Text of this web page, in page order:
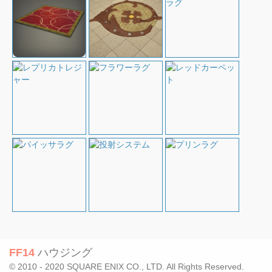
FF14 ハウジング
© 2010 - 2020 SQUARE ENIX CO., LTD. All Rights Reserved.